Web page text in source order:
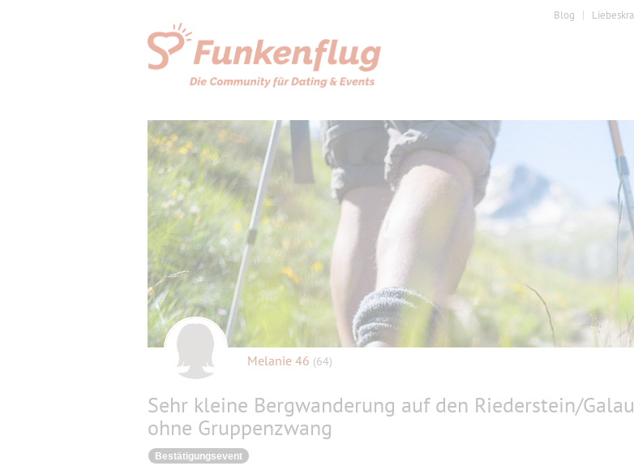
Blog
Melanie 46 (64)
Sehr kleine Bergwanderung auf den Riederstein/
ohne Gruppenzwang
Bestätigungsevent